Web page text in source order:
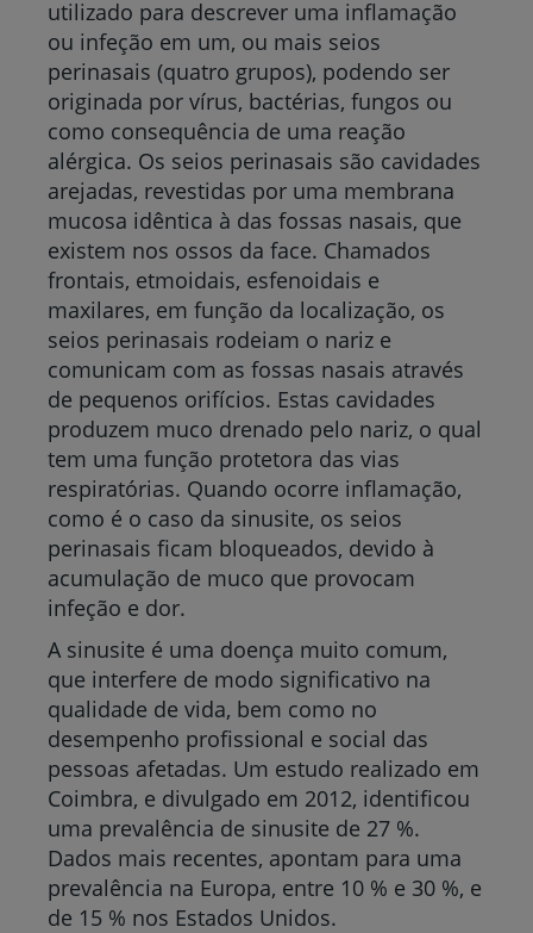
utilizado para descrever uma inflamação
ou infeção em um, ou mais seios
perinasais (quatro grupos), podendo ser
originada por vírus, bactérias, fungos ou
como consequência de uma reação
alérgica. Os seios perinasais são cavidades
arejadas, revestidas por uma membrana
mucosa idêntica à das fossas nasais, que
existem nos ossos da face. Chamados
frontais, etmoidais, esfenoidais e
maxilares, em função da localização, os
seios perinasais rodeiam o nariz e
comunicam com as fossas nasais através
de pequenos orifícios. Estas cavidades
produzem muco drenado pelo nariz, o qual
tem uma função protetora das vias
respiratórias. Quando ocorre inflamação,
como é o caso da sinusite, os seios
perinasais ficam bloqueados, devido à
acumulação de muco que provocam
infeção e dor.
A sinusite é uma doença muito comum,
que interfere de modo significativo na
qualidade de vida, bem como no
desempenho profissional e social das
pessoas afetadas. Um estudo realizado em
Coimbra, e divulgado em 2012, identificou
uma prevalência de sinusite de 27 %.
Dados mais recentes, apontam para uma
prevalência na Europa, entre 10 % e 30 %, e
de 15 % nos Estados Unidos.